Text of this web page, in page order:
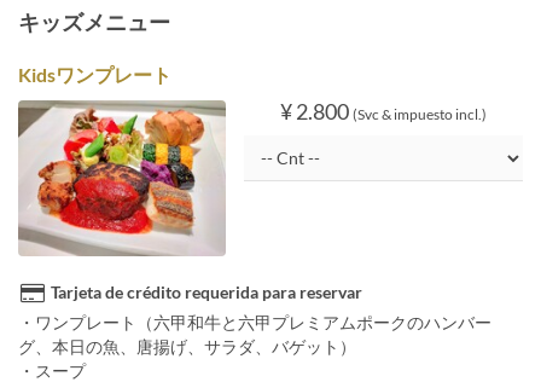
キッズメニュー
Kidsワンプレート
¥ 2.800 (Svc & impuesto incl.)
Tarjeta de crédito requerida para reservar
・ワンプレート（六甲和牛と六甲プレミアムポークのハンバー
グ、本日の魚、唐揚げ、サラダ、バゲット）
・スープ